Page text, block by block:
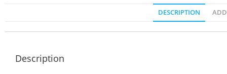
DESCRIPTION
Description